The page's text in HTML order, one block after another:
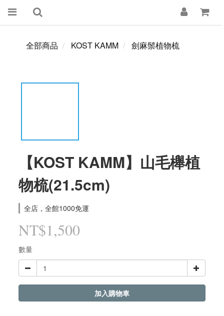
全部商品 KOST KAMM 劍麻鬃植物梳
【KOST KAMM】山毛櫸植
物梳(21.5cm)
全店，全館1000免運
NT$1,500
數量
加入購物車